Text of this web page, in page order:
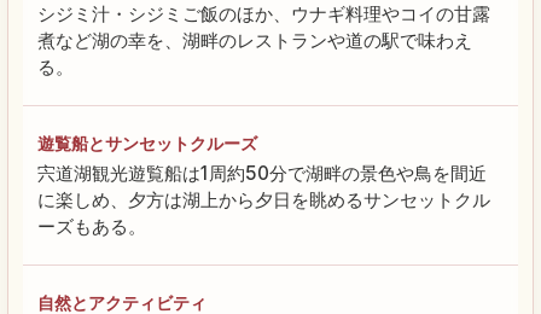
シジミ汁・シジミご飯のほか、ウナギ料理やコイの甘露
煮など湖の幸を、湖畔のレストランや道の駅で味わえ
る。
遊覧船とサンセットクルーズ
宍道湖観光遊覧船は1周約50分で湖畔の景色や鳥を間近
に楽しめ、夕方は湖上から夕日を眺めるサンセットクル
ーズもある。
自然とアクティビティ